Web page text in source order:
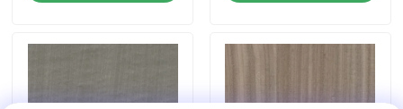
Demandez un devis
Placage de bois naturel